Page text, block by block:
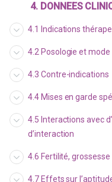
4. DONNEES
4.1 Indications
4.2 Posologie et
4.3 Contre-indications
4.4 Mises en garde
4.5 Interactions avec
d’interaction
4.6 Fertilité,
4.7 Effets sur